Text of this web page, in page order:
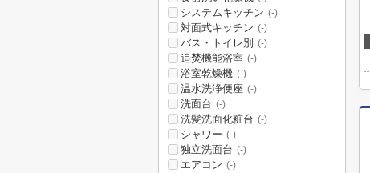
システムキッチン (-)
対面式キッチン (-)
バス・トイレ別 (-)
追焚機能浴室 (-)
浴室乾燥機 (-)
温水洗浄便座 (-)
洗面台 (-)
洗髪洗面化粧台 (-)
シャワー (-)
独立洗面台 (-)
エアコン (-)